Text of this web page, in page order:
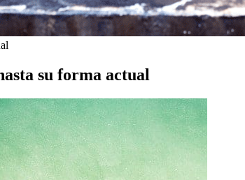
su forma actual